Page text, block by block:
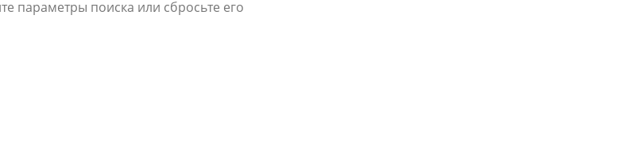
параметры поиска или сбросьте его